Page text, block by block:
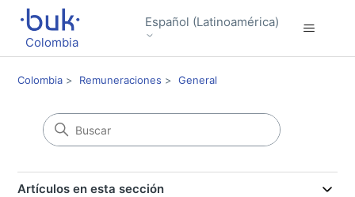
Colombia
Español (Latinoamérica)
Colombia Remuneraciones General
Artículos en esta sección